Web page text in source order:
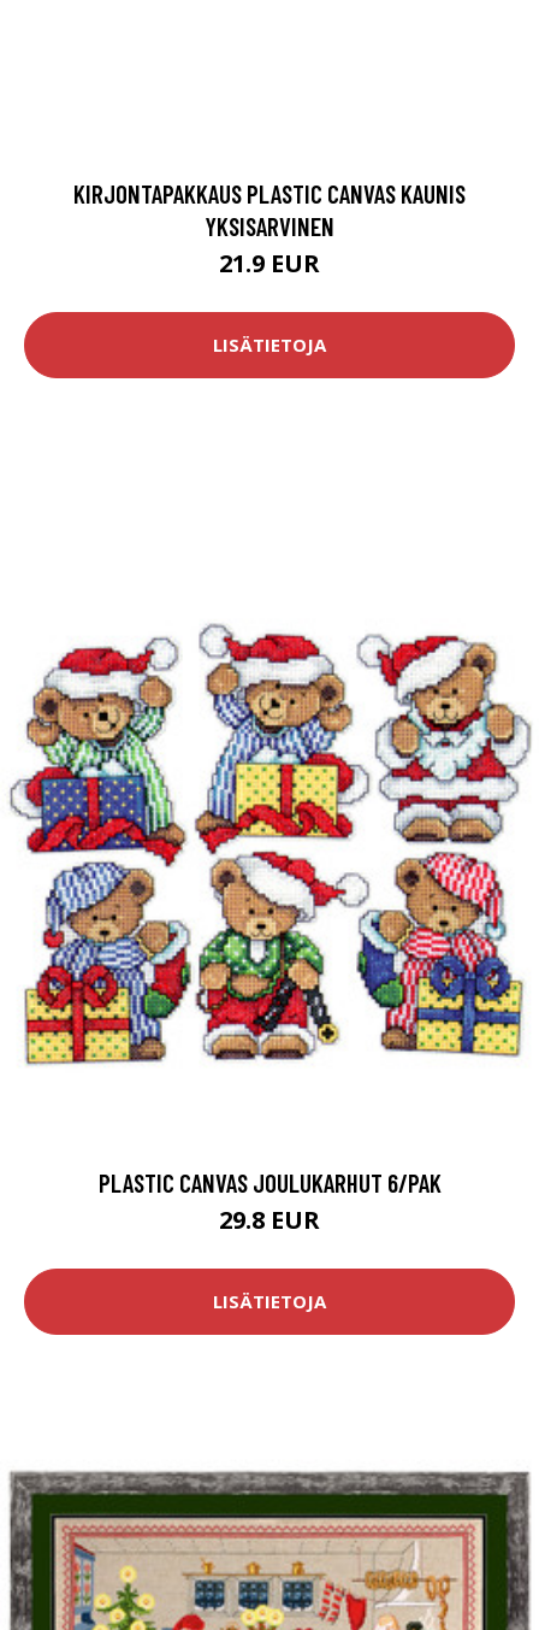
KIRJONTAPAKKAUS PLASTIC CANVAS KAUNIS
YKSISARVINEN
21.9 EUR
LISÄTIETOJA
PLASTIC CANVAS JOULUKARHUT 6/PAK
29.8 EUR
LISÄTIETOJA